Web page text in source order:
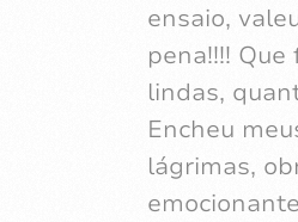
ensaio,
pena!!!! Que
lindas,
Encheu
lágrimas,
incríveis!!!!!
milagre!!!!
tempo,
correndo
bebê
outro e